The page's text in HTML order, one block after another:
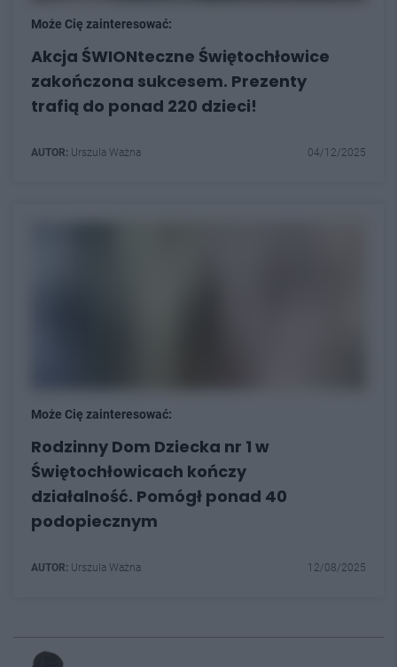
Może Cię zainteresować:
Akcja ŚWIONteczne Świętochłowice
zakończona sukcesem. Prezenty
trafią do ponad 220 dzieci!
AUTOR: Urszula Ważna 04/12/2025
Może Cię zainteresować:
Rodzinny Dom Dziecka nr 1 w
Świętochłowicach kończy
działalność. Pomógł ponad 40
podopiecznym
AUTOR: Urszula Ważna 12/08/2025